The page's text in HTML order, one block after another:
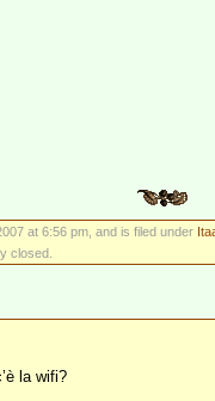
at 6:56 pm, and is filed under
closed.
la wifi?